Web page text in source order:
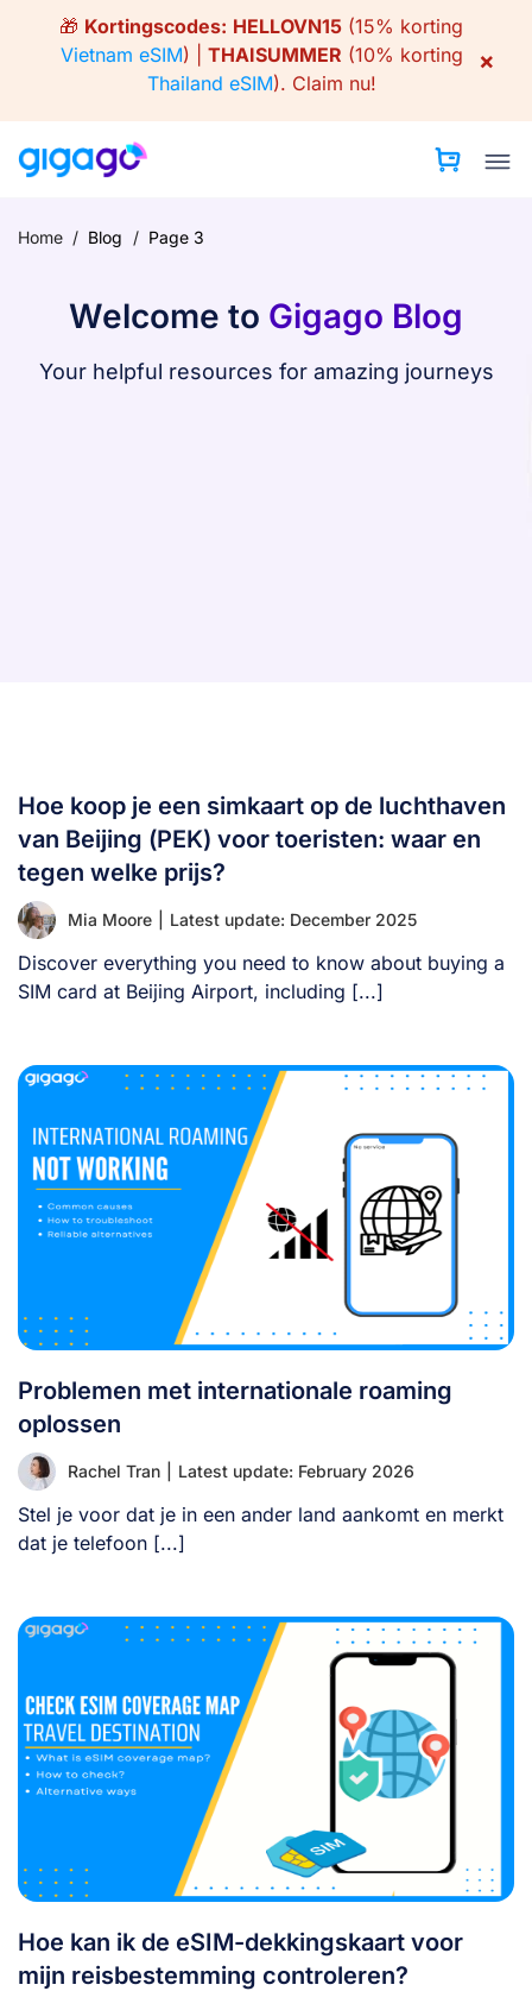
🎁 Kortingscodes: HELLOVN15 (15% korting
Vietnam eSIM) | THAISUMMER (10% korting
Thailand eSIM). Claim nu!
×
Home / Blog / Page 3
Welcome to Gigago Blog
Your helpful resources for amazing journeys
Hoe koop je een simkaart op de luchthaven
van Beijing (PEK) voor toeristen: waar en
tegen welke prijs?
Mia Moore Latest update: December 2025
Discover everything you need to know about buying a
SIM card at Beijing Airport, including [...]
Problemen met internationale roaming
oplossen
Rachel Tran Latest update: February 2026
Stel je voor dat je in een ander land aankomt en merkt
dat je telefoon [...]
Hoe kan ik de eSIM-dekkingskaart voor
mijn reisbestemming controleren?